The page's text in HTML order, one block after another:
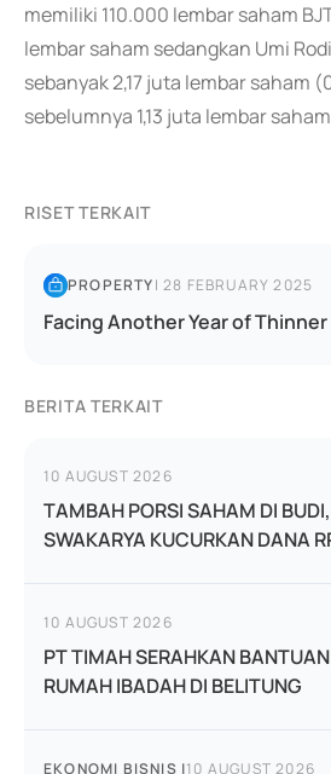
memiliki 110.000 lembar saham
lembar saham sedangkan Umi
sebanyak 2,17 juta lembar saham
sebelumnya 1,13 juta lembar
RISET TERKAIT
PROPERTY|28 FEBRUARY 2025
Facing Another Year of Thinner
BERITA TERKAIT
10 AUGUST 2026
TAMBAH PORSI SAHAM DI
SWAKARYA KUCURKAN DANA
10 AUGUST 2026
PT TIMAH SERAHKAN
RUMAH IBADAH DI BELITUNG
EKONOMI BISNIS |10 AUGUST 2026